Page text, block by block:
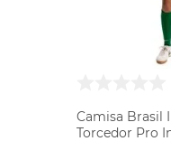
Camisa Brasil
Torcedor Pro